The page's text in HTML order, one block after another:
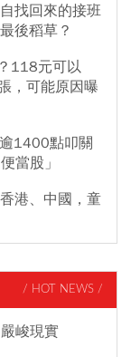
找回來的接班
後稻草？
118元可以
，可能原因曝
1400點叩關
當股」
港、中國，童
/ HOT NEWS /
峻現實